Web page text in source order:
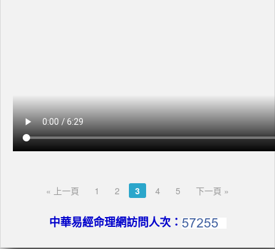
« 上一頁 1 2 3 4 5 下一頁 »
中華易經命理網訪問人次：